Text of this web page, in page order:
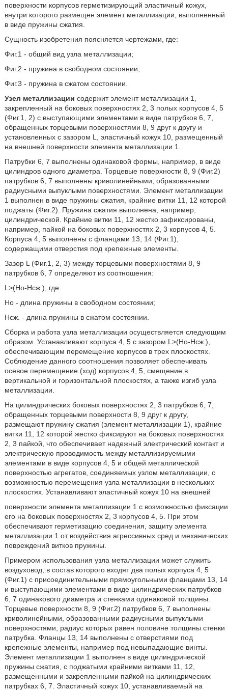
поверхности корпусов герметизирующий эластичный кожух,
внутри которого размещен элемент металлизации, выполненный
в виде пружины сжатия.
Сущность изобретения поясняется чертежами, где:
Фиг.1 - общий вид узла металлизации;
Фиг.2 - пружина в свободном состоянии;
Фиг.3 - пружина в сжатом состоянии.
Узел металлизации содержит элемент металлизации 1,
закрепленный на боковых поверхностях 2, 3 полых корпусов 4, 5
(Фиг.1, 2) с выступающими элементами в виде патрубков 6, 7,
обращенных торцевыми поверхностями 8, 9 друг к другу и
установленных с зазором L, эластичный кожух 10, размещенный
на внешней поверхности элемента металлизации 1.
Патрубки 6, 7 выполнены одинаковой формы, например, в виде
цилиндров одного диаметра. Торцевые поверхности 8, 9 (Фиг.2)
патрубков 6, 7 выполнены криволинейными, образованными
радиусными выпуклыми поверхностями. Элемент металлизации
1 выполнен в виде пружины сжатия, крайние витки 11, 12 которой
поджаты (Фиг.2). Пружина сжатия выполнена, например,
цилиндрической. Крайние витки 11, 12 жестко зафиксированы,
например, пайкой на боковых поверхностях 2, 3 корпусов 4, 5.
Корпуса 4, 5 выполнены с фланцами 13, 14 (Фиг.1),
содержащими отверстия под крепежные элементы.
Зазор L (Фиг.1, 2, 3) между торцевыми поверхностями 8, 9
патрубков 6, 7 определяют из соотношения:
L>(Но-Нсж.), где
Но - длина пружины в свободном состоянии;
Нсж. - длина пружины в сжатом состоянии.
Сборка и работа узла металлизации осуществляется следующим
образом. Устанавливают корпуса 4, 5 с зазором L>(Но-Нсж.),
обеспечивающим перемещение корпусов в трех плоскостях.
Соблюдение данного соотношения позволяет обеспечивать
осевое перемещение (ход) корпусов 4, 5, смещение в
вертикальной и горизонтальной плоскостях, а также изгиб узла
металлизации.
На цилиндрических боковых поверхностях 2, 3 патрубков 6, 7,
обращенных торцевыми поверхности 8, 9 друг к другу,
размещают пружину сжатия (элемент металлизации 1), крайние
витки 11, 12 которой жестко фиксируют на боковых поверхностях
2, 3 пайкой, что обеспечивает надежный электрический контакт и
электрическую проводимость между металлизируемыми
элементами в виде корпусов 4, 5 и общей металлической
поверхностью агрегатов, соединяемых узлом металлизации, с
возможностью перемещения узла металлизации в нескольких
плоскостях. Устанавливают эластичный кожух 10 на внешней
поверхности элемента металлизации 1 с возможностью фиксации
его на боковых поверхностях 2, 3 корпусов 4, 5. При этом
обеспечивают герметизацию соединения, защиту элемента
металлизации 1 от воздействия агрессивных сред и механических
повреждений витков пружины.
Примером использования узла металлизации может служить
воздуховод, в состав которого входят два полых корпуса 4, 5
(Фиг.1) с присоединительными прямоугольными фланцами 13, 14
и выступающими элементами в виде цилиндрических патрубков
6, 7 одинакового диаметра и стенками одинаковой толщины.
Торцевые поверхности 8, 9 (Фиг.2) патрубков 6, 7 выполнены
криволинейными, образованными радиусными выпуклыми
поверхностями, радиус которых равен половине толщины стенки
патрубка. Фланцы 13, 14 выполнены с отверстиями под
крепежные элементы, например под невыпадающие винты.
Элемент металлизации 1 выполнен в виде цилиндрической
пружины сжатия, с поджатыми крайними витками 11, 12,
размещенными и закрепленными пайкой на цилиндрических
патрубках 6, 7. Эластичный кожух 10, устанавливаемый на